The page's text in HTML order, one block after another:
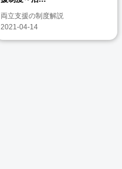
両立支援の制度解説
2021-04-14